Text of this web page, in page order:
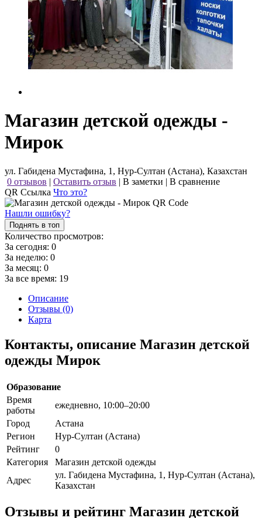
Магазин детской одежды -
Мирок
ул. Габидена Мустафина, 1, Нур-Султан (Астана), Казахстан
0 отзывов | Оставить отзыв | В заметки | В сравнение
QR Ссылка Что это?
Нашли ошибку?
Поднять в топ
Количество просмотров:
За сегодня: 0
За неделю: 0
За месяц: 0
За все время: 19
Описание
Отзывы (0)
Карта
Контакты, описание Магазин детской
одежды Мирок
Образование
Время
работы
ежедневно, 10:00–20:00
Город
Астана
Регион
Нур-Султан (Астана)
Рейтинг
0
Категория
Магазин детской одежды
Адрес
ул. Габидена Мустафина, 1, Нур-Султан (Астана),
Казахстан
Отзывы и рейтинг Магазин детской